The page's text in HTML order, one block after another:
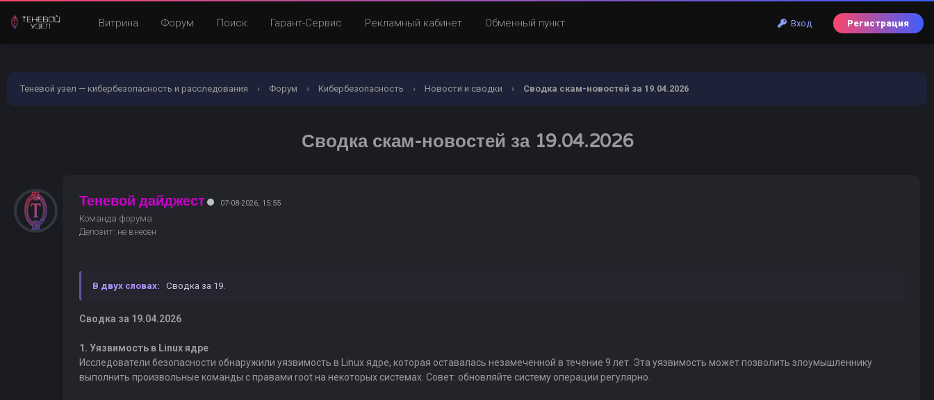
Вход Регистрация
Витрина Форум Поиск Гарант-Сервис Рекламный кабинет Обменный пункт
Теневой узел — кибербезопасность и расследования › Форум › Кибербезопасность › Новости и сводки › Сводка скам-новостей за 19.04.2026
Сводка скам-новостей за 19.04.2026
Теневой дайджест 07-08-2026, 15:55
Команда форума
Депозит: не внесен
В двух словах: Сводка за 19.
Сводка за 19.04.2026
1. Уязвимость в Linux ядре
Исследователи безопасности обнаружили уязвимость в Linux ядре, которая оставалась незамеченной в течение 9 лет. Эта уязвимость может позволить злоумышленнику
выполнить произвольные команды с правами root на некоторых системах. Совет: обновляйте систему операции регулярно.